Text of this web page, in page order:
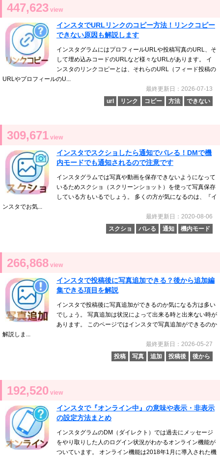
447,623 view
インスタでURLリンクのコピー方法！リンクコピー
できない原因も解説します
インスタグラムにはプロフィールURLや投稿写真のURL、そ
して埋め込みコードのURLなど様々なURLがあります。 イ
ンスタのリンクコピーとは、それらのURL（フィード投稿の
URLやプロフィールのU...
最終更新日：2026-07-13
url
リンク コピー 方法 できない
309,671 view
インスタでスクショしたら通知でバレる！DMで機
内モードでも通知されるので注意です
インスタグラムでは写真や動画を保存できないようになって
いるためスクショ（スクリーンショット）を使って写真保存
している方もいるでしょう。 多くの方が気になるのは、『イ
ンスタでお気...
最終更新日：2020-08-06
スクショ
バレる 通知 機内モード
266,868 view
インスタで投稿後に写真追加できる？後から追加編
集できる項目を解説
インスタで投稿後に写真追加ができるのか気になる方は多い
でしょう。 写真追加は状況によって出来る時と出来ない時が
あります。 このページではインスタで写真追加ができるのか
解説しま...
最終更新日：2026-05-27
投稿
写真 追加 投稿後 後から
192,520 view
インスタで『オンライン中』の意味や表示・非表示
の設定方法まとめ
インスタグラムのDM（ダイレクト）では過去にメッセージ
をやり取りした人のログイン状況がわかるオンライン機能が
ついています。 オンライン機能は2018年1月に導入された機